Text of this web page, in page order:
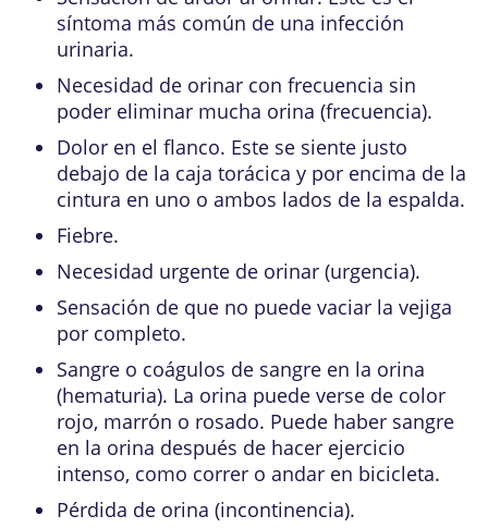
síntoma más común de una infección
urinaria.
Necesidad de orinar con frecuencia sin
poder eliminar mucha orina (frecuencia).
Dolor en el flanco. Este se siente justo
debajo de la caja torácica y por encima de la
cintura en uno o ambos lados de la espalda.
Fiebre.
Necesidad urgente de orinar (urgencia).
Sensación de que no puede vaciar la vejiga
por completo.
Sangre o coágulos de sangre en la orina
(hematuria). La orina puede verse de color
rojo, marrón o rosado. Puede haber sangre
en la orina después de hacer ejercicio
intenso, como correr o andar en bicicleta.
Pérdida de orina (incontinencia).